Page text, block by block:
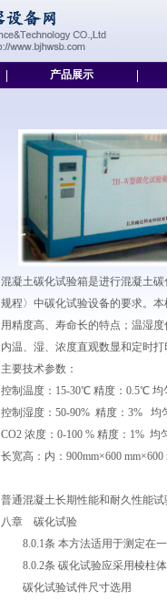
产品展示
混凝土碳化试验箱是进行混凝土
规程〉中碳化试验设备的要求。
用精度高、寿命长的特点；温湿
内温、湿、浓度直观数显和定时打
主要技术参数：
控制温度：15-30℃ 精度：0.5℃
控制湿度：50-90% 精度：3% 均
CO2 浓度：0-100 % 精度：1% 均
长宽高：内：900mm×600
普通混凝土长期性能和耐久性能
八章 碳化试验
8.0.1条 本方法适用于测定在一
8.0.2条 碳化试验应采用棱柱体
碳化试验试